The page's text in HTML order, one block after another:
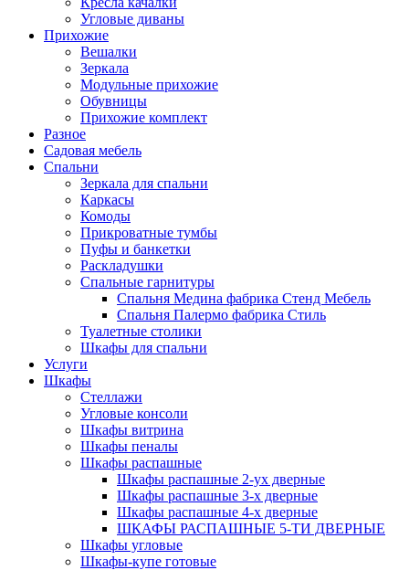
Угловые диваны
Прихожие
Вешалки
Зеркала
Модульные прихожие
Обувницы
Прихожие комплект
Разное
Садовая мебель
Спальни
Зеркала для спальни
Каркасы
Комоды
Прикроватные тумбы
Пуфы и банкетки
Раскладушки
Спальные гарнитуры
Спальня Медина фабрика Стенд Мебель
Спальня Палермо фабрика Стиль
Туалетные столики
Шкафы для спальни
Услуги
Шкафы
Стеллажи
Угловые консоли
Шкафы витрина
Шкафы пеналы
Шкафы распашные
Шкафы распашные 2-ух дверные
Шкафы распашные 3-х дверные
Шкафы распашные 4-х дверные
ШКАФЫ РАСПАШНЫЕ 5-ТИ ДВЕРНЫЕ
Шкафы угловые
Шкафы-купе готовые